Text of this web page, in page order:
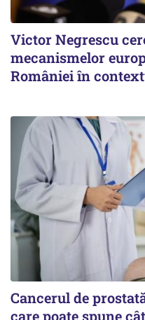
Victor Negrescu
mecanismelor
României în
Cancerul de
care poate spune